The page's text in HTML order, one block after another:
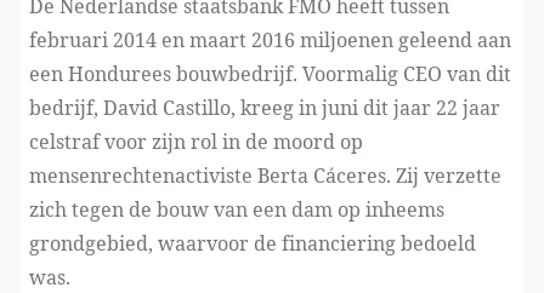
De Nederlandse staatsbank FMO heeft tussen
februari 2014 en maart 2016 miljoenen geleend aan
een Hondurees bouwbedrijf. Voormalig CEO van dit
bedrijf, David Castillo, kreeg in juni dit jaar 22 jaar
celstraf voor zijn rol in de moord op
mensenrechtenactiviste Berta Cáceres. Zij verzette
zich tegen de bouw van een dam op inheems
grondgebied, waarvoor de financiering bedoeld
was.